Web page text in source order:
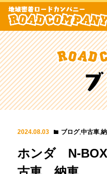
2024.08.03 ブログ,中古車,
ホンダ N-